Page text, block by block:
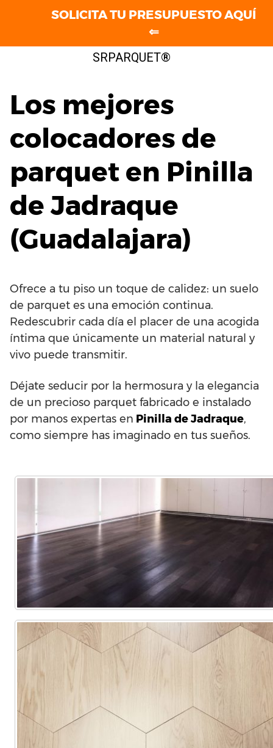
SRPARQUET®
Los mejores
colocadores de
parquet en Pinilla
de Jadraque
(Guadalajara)
Ofrece a tu piso un toque de calidez: un suelo
de parquet es una emoción continua.
Redescubrir cada día el placer de una acogida
íntima que únicamente un material natural y
vivo puede transmitir.
Déjate seducir por la hermosura y la elegancia
de un precioso parquet fabricado e instalado
por manos expertas en Pinilla de Jadraque,
como siempre has imaginado en tus sueños.
SOLICITA TU PRESUPUESTO AQUÍ
⇐